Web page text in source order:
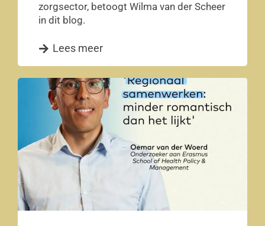
zorgsector, betoogt Wilma van der Scheer
in dit blog.
Lees meer